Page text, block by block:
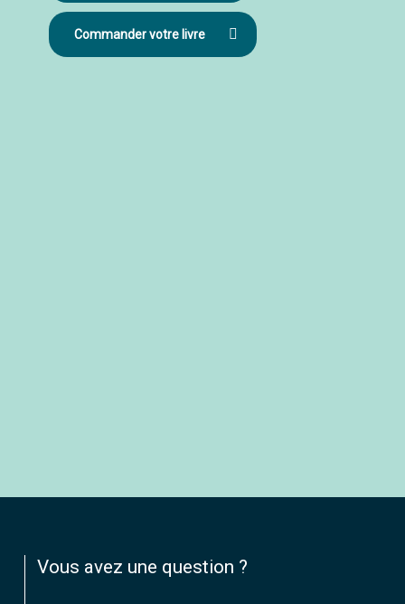
Commander votre livre
Vous avez une question ?